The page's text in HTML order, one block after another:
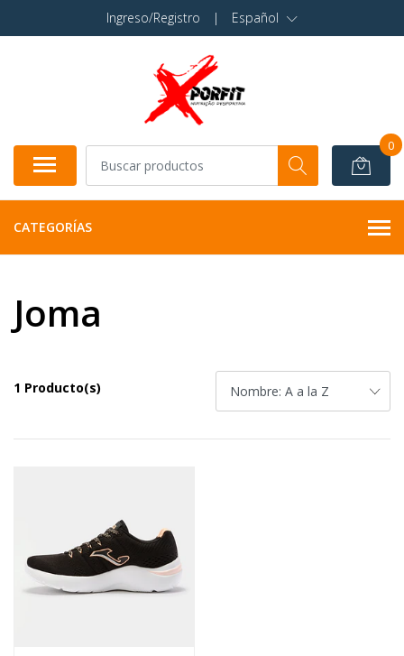
Ingreso/Registro | Español
0
CATEGORÍAS
Joma
1 Producto(s)